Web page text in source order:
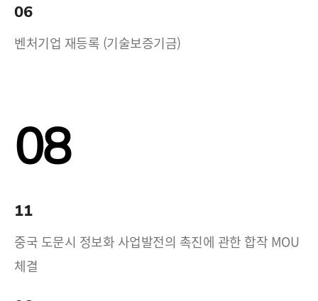
06
벤처기업 재등록 (기술보증기금)
08
11
중국 도문시 정보화 사업발전의 촉진에 관한 합작 MOU
체결